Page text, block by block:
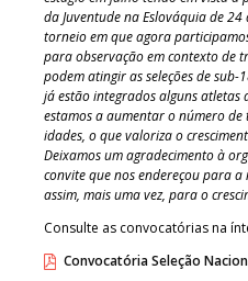
da Juventude na Eslováquia de
torneio em que agora
para observação em contexto de
podem atingir as seleções de sub-
já estão integrados alguns atletas
estamos a aumentar o número de
idades, o que valoriza o
Deixamos um agradecimento à
convite que nos endereçou para
assim, mais uma vez, para o
Consulte as convocatórias na
Convocatória Seleção